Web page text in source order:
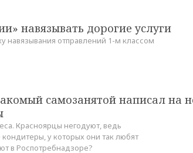
навязывать дорогие услуги
навязывания отправлений 1-м классом
самозанятой написал на
Красноярцы негодуют, ведь
у которых они так любят
в Роспотребнадзоре?